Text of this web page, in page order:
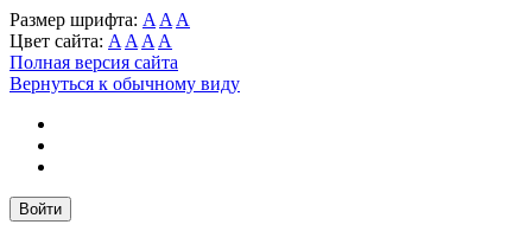
Размер шрифта: A A A
Цвет сайта: A A A A
Полная версия сайта
Вернуться к обычному виду
Войти